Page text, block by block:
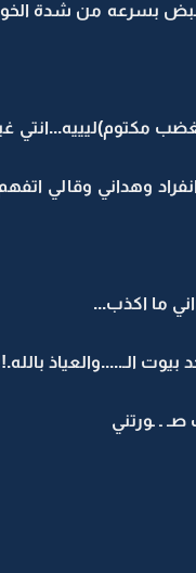
بسرعه من شدة
وهداني وقالي
ما اكذب...
الـ.....والعياذ
ـ ـورتني